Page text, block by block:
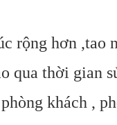
rộng hơn ,tao
qua thời gian
khách ,